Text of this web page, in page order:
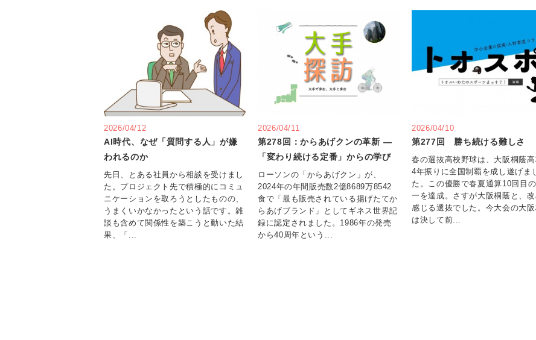
2026/04/12
AI時代、なぜ「質問する人」が嫌
われるのか
先日、とある社員から相談を受けまし
た。プロジェクト先で積極的にコミュ
ニケーションを取ろうとしたものの、
うまくいかなかったという話です。雑
談も含めて関係性を築こうと動いた結
果、「...
2026/04/11
第278回：からあげクンの革新 ―
「変わり続ける定番」からの学び
ローソンの「からあげクン」が、
2024年の年間販売数2億8689万8542
食で「最も販売されている揚げたてか
らあげブランド」としてギネス世界記
録に認定されました。1986年の発売
から40周年という...
2026/04/10
第277回 勝ち続ける難しさ
春の選抜高校野球は、大阪桐蔭
4年振りに全国制覇を成し遂げま
た。この優勝で春夏通算10回目
一を達成。さすが大阪桐蔭と、改
感じる選抜でした。今大会の大阪
は決して前...